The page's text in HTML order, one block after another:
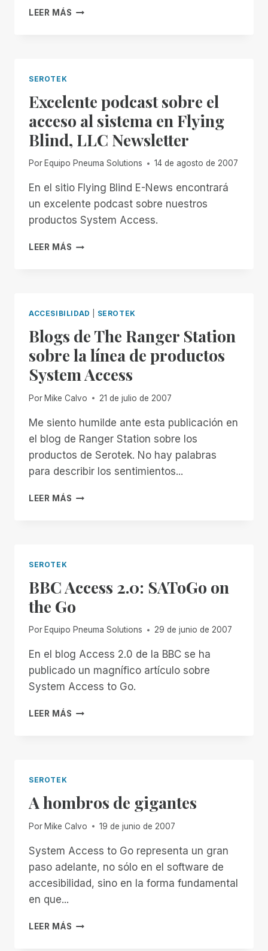
DE
LEER MÁS ¿QUIÉN
SEROTEK
Excelente podcast sobre el
acceso al sistema en Flying
Blind, LLC Newsletter
Por Equipo Pneuma Solutions 14 de agosto de 2007
En el sitio Flying Blind E-News encontrará
un excelente podcast sobre nuestros
productos System Access.
LEER MÁS EXCELENTE
SISTEMA
EN
FLYING
BLIND,
LLC
NEWSLETTER
ACCESIBILIDAD SEROTEK
Blogs de The Ranger Station
sobre la línea de productos
System Access
Por Mike Calvo 21 de julio de 2007
Me siento humilde ante esta publicación en
el blog de Ranger Station sobre los
productos de Serotek. No hay palabras
para describir los sentimientos...
LEER MÁS BLOGS
LÍNEA
DE
PRODUCTOS
ACCESS
SEROTEK
BBC Access 2.0: SAToGo on
the Go
Por Equipo Pneuma Solutions 29 de junio de 2007
En el blog Access 2.0 de la BBC se ha
publicado un magnífico artículo sobre
System Access to Go.
LEER MÁS BBC
SEROTEK
A hombros de gigantes
Por Mike Calvo 19 de junio de 2007
System Access to Go representa un gran
paso adelante, no sólo en el software de
accesibilidad, sino en la forma fundamental
en que...
LEER MÁS